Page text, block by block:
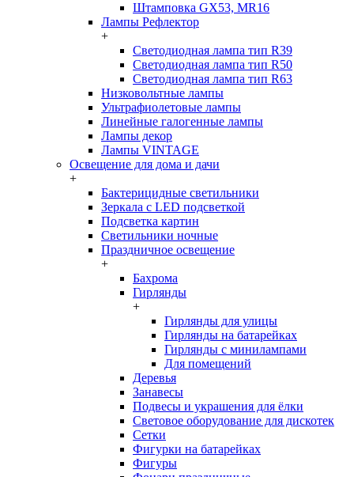
Штамповка GX53, MR16
Лампы Рефлектор
+
Светодиодная лампа тип R39
Светодиодная лампа тип R50
Светодиодная лампа тип R63
Низковольтные лампы
Ультрафиолетовые лампы
Линейные галогенные лампы
Лампы декор
Лампы VINTAGE
Освещение для дома и дачи
+
Бактерицидные светильники
Зеркала с LED подсветкой
Подсветка картин
Светильники ночные
Праздничное освещение
+
Бахрома
Гирлянды
+
Гирлянды для улицы
Гирлянды на батарейках
Гирлянды с минилампами
Для помещений
Деревья
Занавесы
Подвесы и украшения для ёлки
Световое оборудование для дискотек
Сетки
Фигурки на батарейках
Фигуры